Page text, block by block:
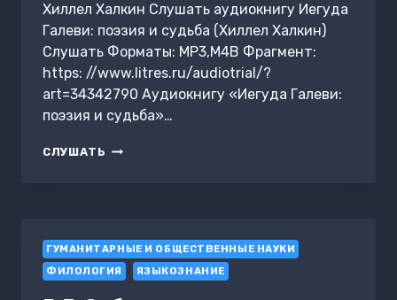
Хиллел Халкин Слушать аудиокнигу Иегуда
Галеви: поэзия и судьба (Хиллел Халкин)
Слушать Форматы: MP3,M4B Фрагмент:
https: //www.litres.ru/audiotrial/?
art=34342790 Аудиокнигу «Иегуда Галеви:
поэзия и судьба»…
СЛУШАТЬ ИЕГУДА
ГУМАНИТАРНЫЕ И ОБЩЕСТВЕННЫЕ НАУКИ
ФИЛОЛОГИЯ
ЯЗЫКОЗНАНИЕ